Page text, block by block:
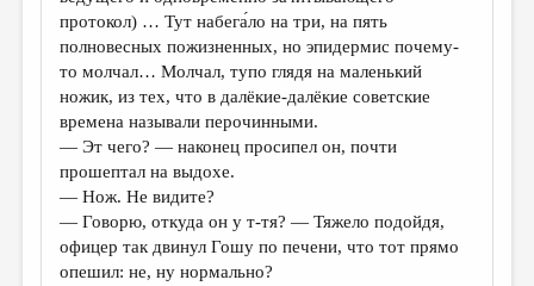
протокол) … Тут набега́ло на три, на пять
полновесных пожизненных, но эпидермис почему-
то молчал… Молчал, тупо глядя на маленький
ножик, из тех, что в далёкие-далёкие советские
времена называли перочинными.
— Эт чего? — наконец просипел он, почти
прошептал на выдохе.
— Нож. Не видите?
— Говорю, откуда он у т-тя? — Тяжело подойдя,
офицер так двинул Гошу по печени, что тот прямо
опешил: не, ну нормально?